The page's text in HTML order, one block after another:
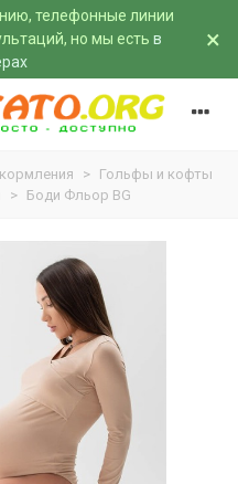
телефонные линии
но мы есть в
×
> Гольфы и кофты
> Боди Фльор BG